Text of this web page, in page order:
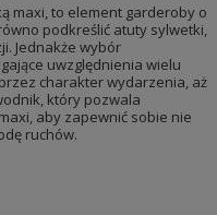
maxi, to element garderoby o
podkreślić atuty sylwetki,
Jednakże wybór
uwzględnienia wielu
charakter wydarzenia, aż
który pozwala
aby zapewnić sobie nie
ruchów.